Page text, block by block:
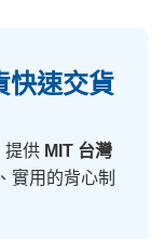
快速交貨
提供 MIT 台灣
實用的背心制